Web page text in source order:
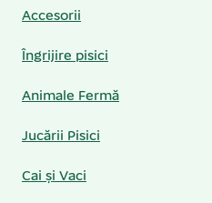
Accesorii
Îngrijire pisici
Animale Fermă
Jucării Pisici
Cai și Vaci